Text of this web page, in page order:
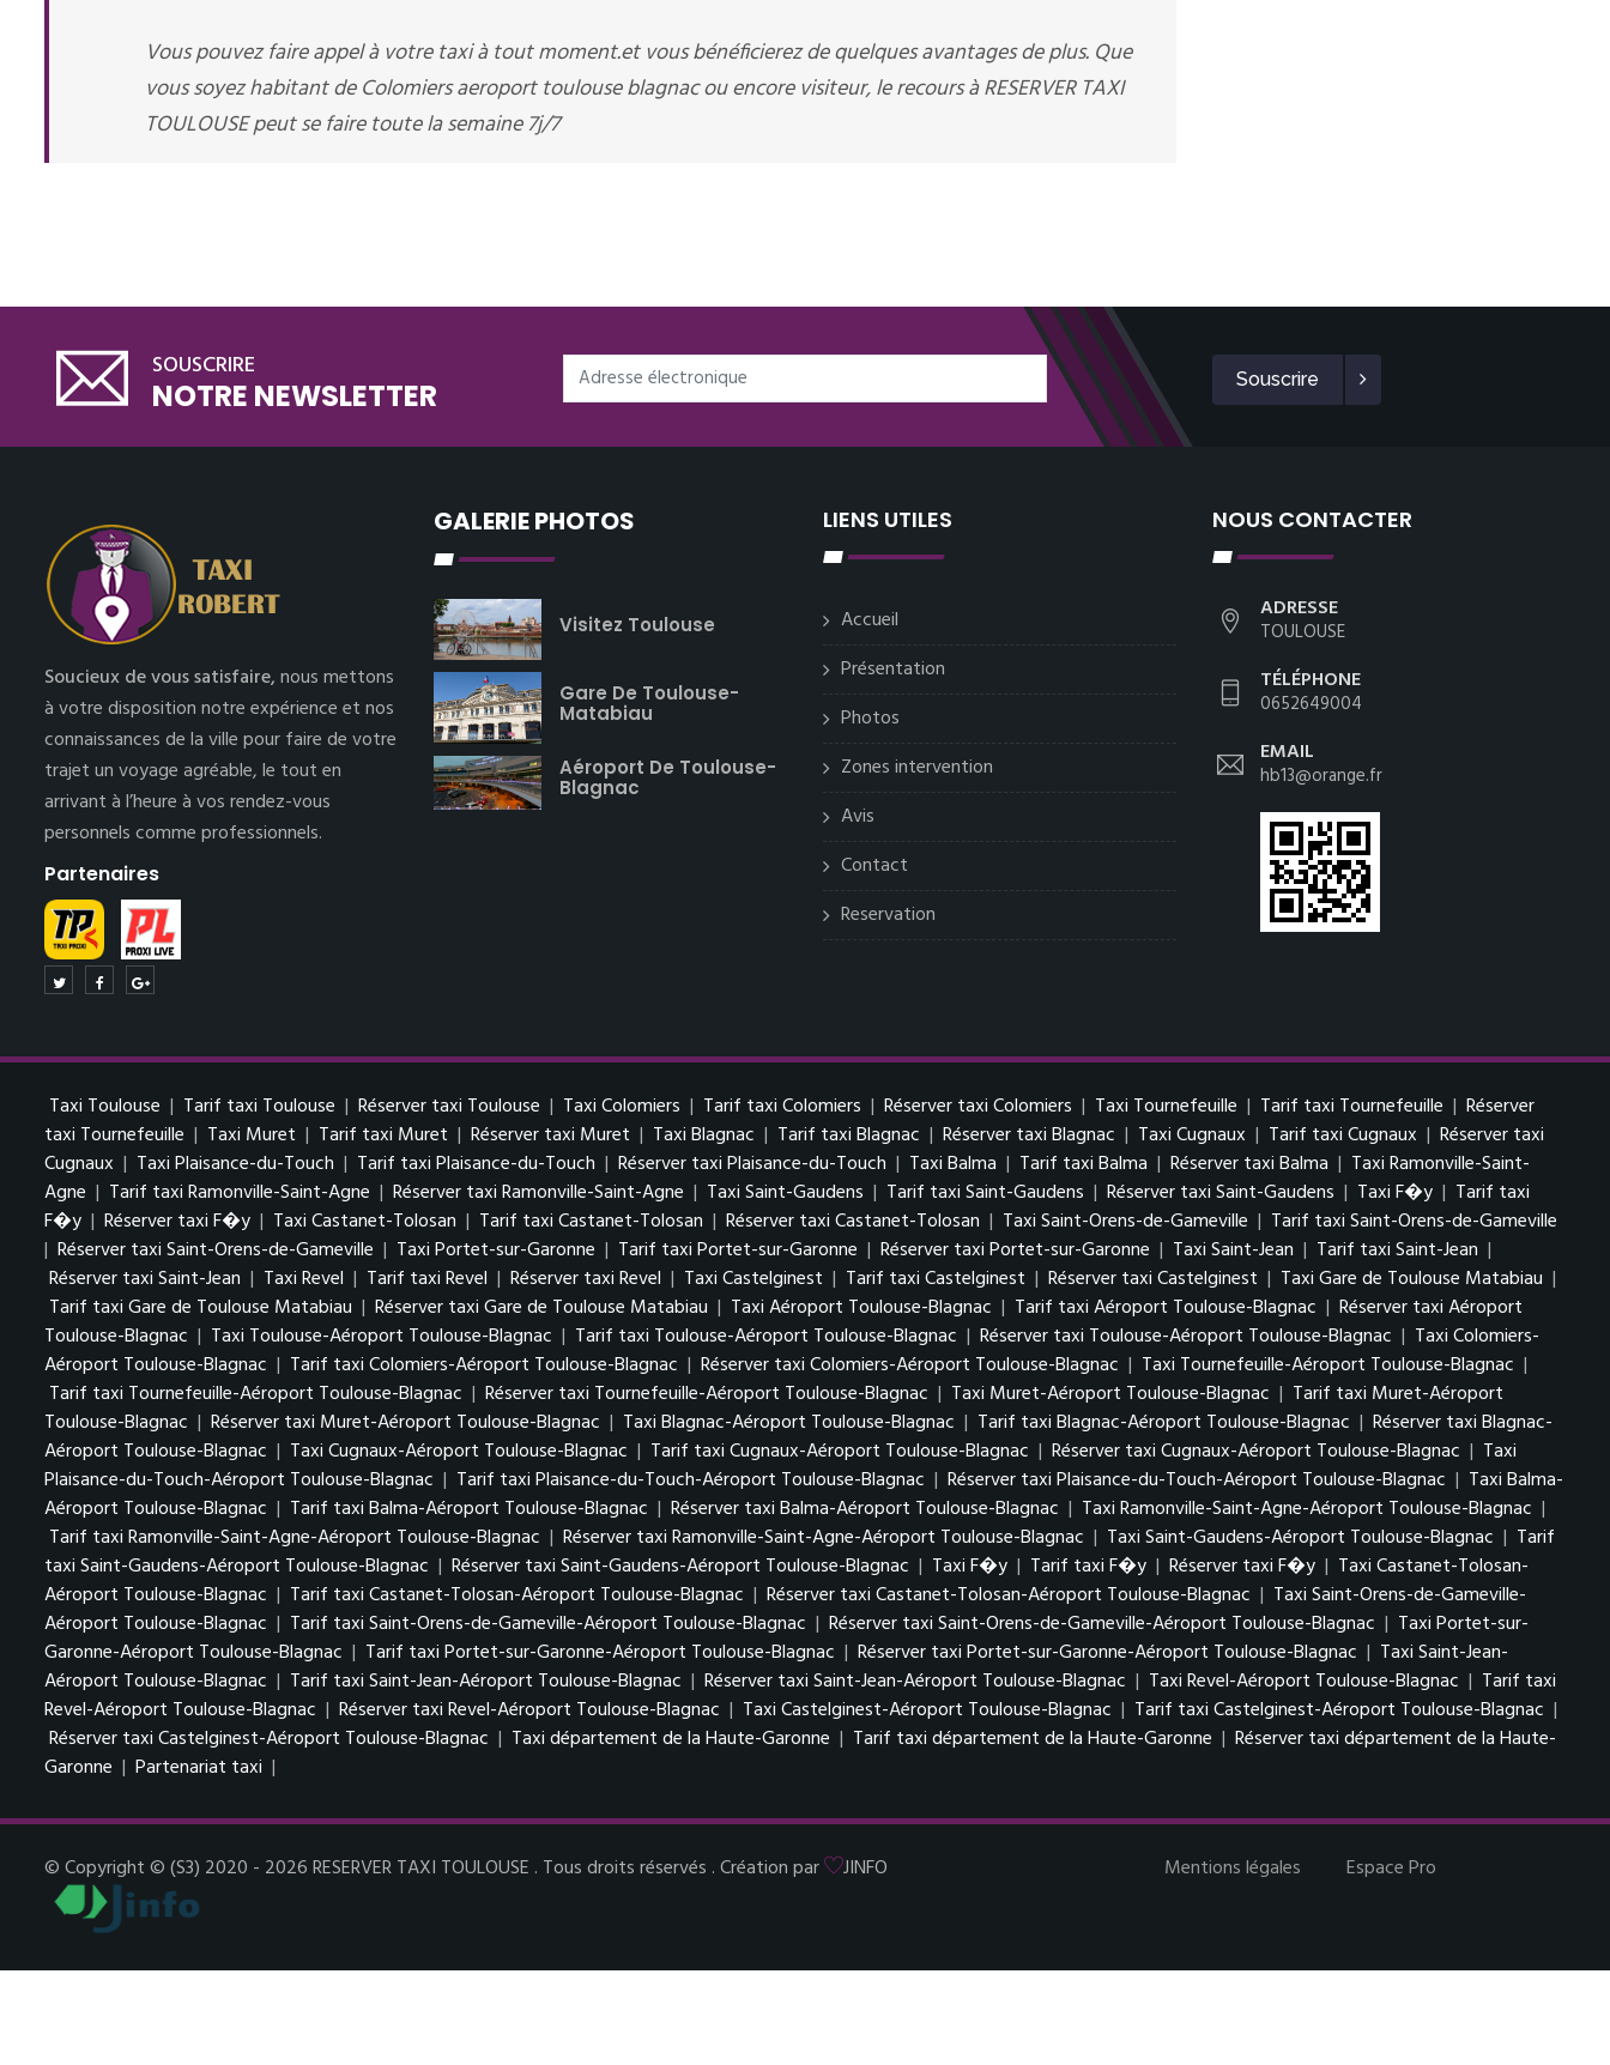
Vous pouvez faire appel à votre taxi à tout moment.et vous bénéficierez de quelques avantages de plus. Que
vous soyez habitant de Colomiers aeroport toulouse blagnac ou encore visiteur, le recours à RESERVER TAXI
TOULOUSE peut se faire toute la semaine 7j/7
SOUSCRIRE
NOTRE NEWSLETTER Souscrire
Soucieux de vous satisfaire,nous mettons
à votre disposition notre expérience et nos
connaissances de la ville pour faire de votre
trajet un voyage agréable, le tout en
arrivant à l’heure à vos rendez-vous
personnels comme professionnels.
Partenaires
GALERIE PHOTOS
Visitez Toulouse
Gare De Toulouse-
Matabiau
Aéroport De Toulouse-
Blagnac
LIENS UTILES
Accueil
Présentation
Photos
Zones intervention
Avis
Contact
Reservation
NOUS CONTACTER
ADRESSE
TOULOUSE
TÉLÉPHONE
0652649004
EMAIL
hb13@orange.fr
Taxi Toulouse | Tarif taxi Toulouse | Réserver taxi Toulouse | Taxi Colomiers | Tarif taxi Colomiers | Réserver taxi Colomiers | Taxi Tournefeuille | Tarif taxi Tournefeuille | Réserver
taxi Tournefeuille | Taxi Muret | Tarif taxi Muret | Réserver taxi Muret | Taxi Blagnac | Tarif taxi Blagnac | Réserver taxi Blagnac | Taxi Cugnaux | Tarif taxi Cugnaux | Réserver taxi
Cugnaux | Taxi Plaisance-du-Touch | Tarif taxi Plaisance-du-Touch | Réserver taxi Plaisance-du-Touch | Taxi Balma | Tarif taxi Balma | Réserver taxi Balma | Taxi Ramonville-Saint-
Agne | Tarif taxi Ramonville-Saint-Agne | Réserver taxi Ramonville-Saint-Agne | Taxi Saint-Gaudens | Tarif taxi Saint-Gaudens | Réserver taxi Saint-Gaudens | Taxi F�y | Tarif taxi
F�y | Réserver taxi F�y | Taxi Castanet-Tolosan | Tarif taxi Castanet-Tolosan | Réserver taxi Castanet-Tolosan | Taxi Saint-Orens-de-Gameville | Tarif taxi Saint-Orens-de-Gameville
| Réserver taxi Saint-Orens-de-Gameville | Taxi Portet-sur-Garonne | Tarif taxi Portet-sur-Garonne | Réserver taxi Portet-sur-Garonne | Taxi Saint-Jean | Tarif taxi Saint-Jean |
Réserver taxi Saint-Jean | Taxi Revel | Tarif taxi Revel | Réserver taxi Revel | Taxi Castelginest | Tarif taxi Castelginest | Réserver taxi Castelginest | Taxi Gare de Toulouse Matabiau |
Tarif taxi Gare de Toulouse Matabiau | Réserver taxi Gare de Toulouse Matabiau | Taxi Aéroport Toulouse-Blagnac | Tarif taxi Aéroport Toulouse-Blagnac | Réserver taxi Aéroport
Toulouse-Blagnac | Taxi Toulouse-Aéroport Toulouse-Blagnac | Tarif taxi Toulouse-Aéroport Toulouse-Blagnac | Réserver taxi Toulouse-Aéroport Toulouse-Blagnac | Taxi Colomiers-
Aéroport Toulouse-Blagnac | Tarif taxi Colomiers-Aéroport Toulouse-Blagnac | Réserver taxi Colomiers-Aéroport Toulouse-Blagnac | Taxi Tournefeuille-Aéroport Toulouse-Blagnac |
Tarif taxi Tournefeuille-Aéroport Toulouse-Blagnac | Réserver taxi Tournefeuille-Aéroport Toulouse-Blagnac | Taxi Muret-Aéroport Toulouse-Blagnac | Tarif taxi Muret-Aéroport
Toulouse-Blagnac | Réserver taxi Muret-Aéroport Toulouse-Blagnac | Taxi Blagnac-Aéroport Toulouse-Blagnac | Tarif taxi Blagnac-Aéroport Toulouse-Blagnac | Réserver taxi Blagnac-
Aéroport Toulouse-Blagnac | Taxi Cugnaux-Aéroport Toulouse-Blagnac | Tarif taxi Cugnaux-Aéroport Toulouse-Blagnac | Réserver taxi Cugnaux-Aéroport Toulouse-Blagnac | Taxi
Plaisance-du-Touch-Aéroport Toulouse-Blagnac | Tarif taxi Plaisance-du-Touch-Aéroport Toulouse-Blagnac | Réserver taxi Plaisance-du-Touch-Aéroport Toulouse-Blagnac | Taxi Balma-
Aéroport Toulouse-Blagnac | Tarif taxi Balma-Aéroport Toulouse-Blagnac | Réserver taxi Balma-Aéroport Toulouse-Blagnac | Taxi Ramonville-Saint-Agne-Aéroport Toulouse-Blagnac |
Tarif taxi Ramonville-Saint-Agne-Aéroport Toulouse-Blagnac | Réserver taxi Ramonville-Saint-Agne-Aéroport Toulouse-Blagnac | Taxi Saint-Gaudens-Aéroport Toulouse-Blagnac | Tarif
taxi Saint-Gaudens-Aéroport Toulouse-Blagnac | Réserver taxi Saint-Gaudens-Aéroport Toulouse-Blagnac | Taxi F�y | Tarif taxi F�y | Réserver taxi F�y | Taxi Castanet-Tolosan-
Aéroport Toulouse-Blagnac | Tarif taxi Castanet-Tolosan-Aéroport Toulouse-Blagnac | Réserver taxi Castanet-Tolosan-Aéroport Toulouse-Blagnac | Taxi Saint-Orens-de-Gameville-
Aéroport Toulouse-Blagnac | Tarif taxi Saint-Orens-de-Gameville-Aéroport Toulouse-Blagnac | Réserver taxi Saint-Orens-de-Gameville-Aéroport Toulouse-Blagnac | Taxi Portet-sur-
Garonne-Aéroport Toulouse-Blagnac | Tarif taxi Portet-sur-Garonne-Aéroport Toulouse-Blagnac | Réserver taxi Portet-sur-Garonne-Aéroport Toulouse-Blagnac | Taxi Saint-Jean-
Aéroport Toulouse-Blagnac | Tarif taxi Saint-Jean-Aéroport Toulouse-Blagnac | Réserver taxi Saint-Jean-Aéroport Toulouse-Blagnac | Taxi Revel-Aéroport Toulouse-Blagnac | Tarif taxi
Revel-Aéroport Toulouse-Blagnac | Réserver taxi Revel-Aéroport Toulouse-Blagnac | Taxi Castelginest-Aéroport Toulouse-Blagnac | Tarif taxi Castelginest-Aéroport Toulouse-Blagnac |
Réserver taxi Castelginest-Aéroport Toulouse-Blagnac | Taxi département de la Haute-Garonne | Tarif taxi département de la Haute-Garonne | Réserver taxi département de la Haute-
Garonne | Partenariat taxi |
© Copyright © (S3) 2020 - 2026 RESERVER TAXI TOULOUSE . Tous droits réservés . Création par JINFO Mentions légales Espace Pro